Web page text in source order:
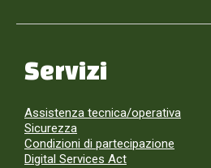
Servizi
Assistenza tecnica/operativa
Sicurezza
Condizioni di partecipazione
Digital Services Act